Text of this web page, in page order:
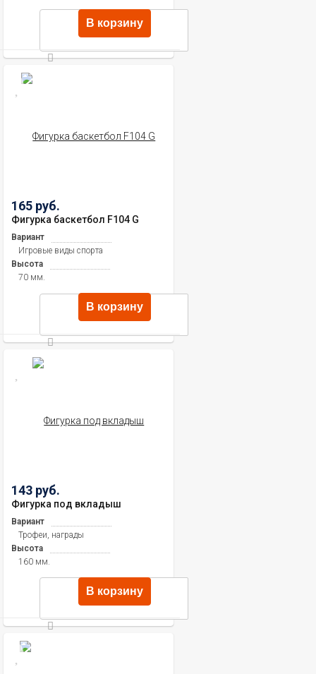
В корзину
165 руб.
Фигурка баскетбол F104 G
Вариант
Игровые виды спорта
Высота
70 мм.
В корзину
143 руб.
Фигурка под вкладыш
Вариант
Трофеи, награды
Высота
160 мм.
В корзину